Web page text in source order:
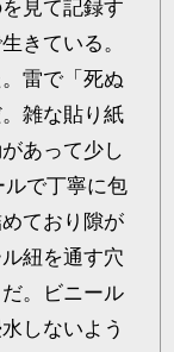
見て記録す
きている。
雷で「死ぬ
雑な貼り紙
あって少し
ルで丁寧に包
ており隙が
紐を通す穴
。ビニール
しないよう